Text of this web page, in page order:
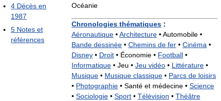
Océanie
Chronologies thématiques :
Aéronautique •Architecture •Automobile •
Bande dessinée • Chemins de fer • Cinéma •
Disney • Droit • Économie • Football •
Informatique • Jeu • Jeu vidéo • Littérature •
Musique • Musique classique • Parcs de loisirs
• Photographie • Santé et médecine • Science
• Sociologie • Sport • Télévision • Théâtre
4 Décès en
1987
5 Notes et
références